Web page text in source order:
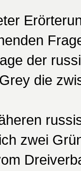
der
die
zwei